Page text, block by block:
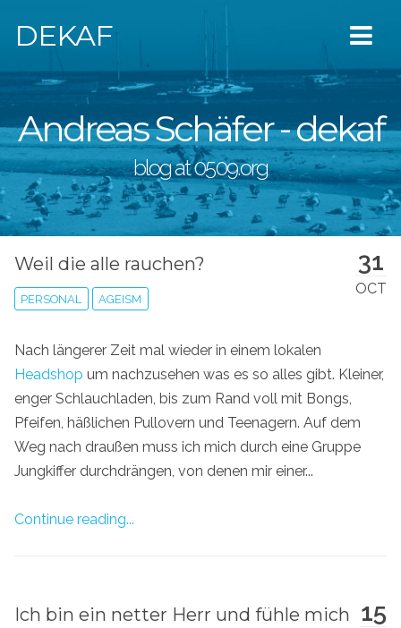
DEKAF
Andreas Schäfer - dekaf
blog at 0509.org
31
OCT
Weil die alle rauchen?
PERSONAL AGEISM
Nach längerer Zeit mal wieder in einem lokalen
Headshop um nachzusehen was es so alles gibt. Kleiner,
enger Schlauchladen, bis zum Rand voll mit Bongs,
Pfeifen, häßlichen Pullovern und Teenagern. Auf dem
Weg nach draußen muss ich mich durch eine Gruppe
Jungkiffer durchdrängen, von denen mir einer...
Continue reading...
15
Ich bin ein netter Herr und fühle mich